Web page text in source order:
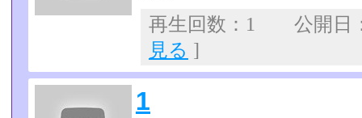
再生回数：1 公開
見る ]
1